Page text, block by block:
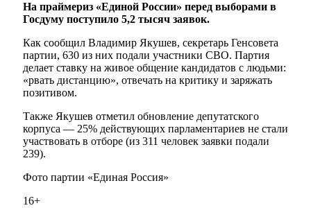
На праймериз «Единой России» перед выборами в
Госдуму поступило 5,2 тысяч заявок.
Как сообщил Владимир Якушев, секретарь Генсовета
партии, 630 из них подали участники СВО. Партия
делает ставку на живое общение кандидатов с людьми:
«рвать дистанцию», отвечать на критику и заряжать
позитивом.
Также Якушев отметил обновление депутатского
корпуса — 25% действующих парламентариев не стали
участвовать в отборе (из 311 человек заявки подали
239).
Фото партии «Единая Россия»
16+